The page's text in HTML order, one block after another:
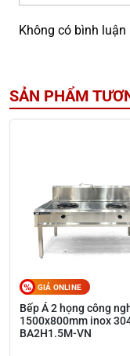
Không có bình luận
SẢN PHẨM
GIÁ ONLINE
Bếp Á 2 họng công
1500x800mm inox
BA2H1.5M-VN